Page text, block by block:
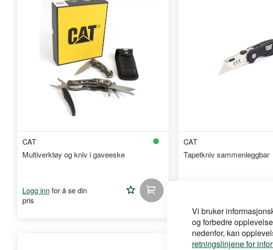
Vi bruker
og forbedre
nedenfor, kan
retningslinjene for
CAT
Multiverktøy og kniv i gaveeske
Logg inn for å se din
pris
Legg
CAT
Tapetkniv sammenleggbar